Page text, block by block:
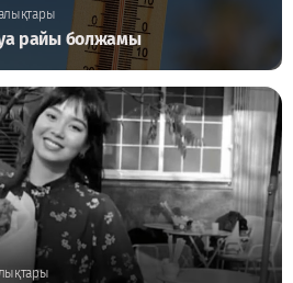
райы болжамы